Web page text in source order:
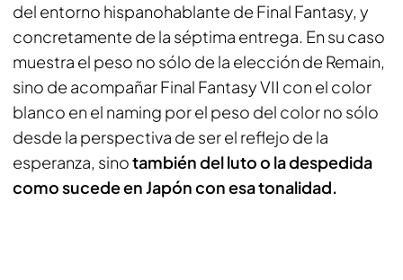
del entorno hispanohablante de Final Fantasy, y
concretamente de la séptima entrega. En su caso
muestra el peso no sólo de la elección de Remain,
sino de acompañar Final Fantasy VII con el color
blanco en el naming por el peso del color no sólo
desde la perspectiva de ser el reflejo de la
esperanza, sinotambién del luto o la despedida
como sucede en Japón con esa tonalidad.